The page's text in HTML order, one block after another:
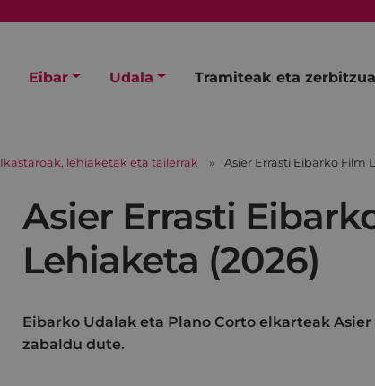
Eibar Udala Tramiteak eta
Ikastaroak, lehiaketak eta tailerrak Asier Errasti Eibarko Film
Asier Errasti
Lehiaketa (2026)
Eibarko Udalak eta Plano Corto elkarteak
zabaldu dute.